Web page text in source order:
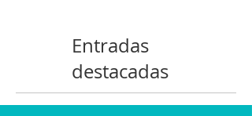
Entradas
destacadas